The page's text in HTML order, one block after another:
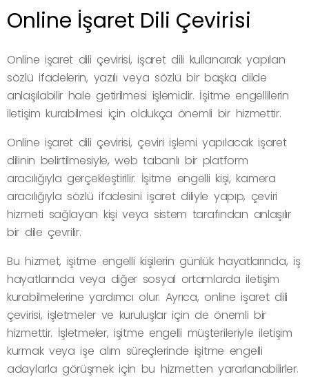
Online İşaret Dili Çevirisi
Online işaret dili çevirisi, işaret dili kullanarak yapılan
sözlü ifadelerin, yazılı veya sözlü bir başka dilde
anlaşılabilir hale getirilmesi işlemidir. İşitme engellilerin
iletişim kurabilmesi için oldukça önemli bir hizmettir.
Online işaret dili çevirisi, çeviri işlemi yapılacak işaret
dilinin belirtilmesiyle, web tabanlı bir platform
aracılığıyla gerçekleştirilir. İşitme engelli kişi, kamera
aracılığıyla sözlü ifadesini işaret diliyle yapıp, çeviri
hizmeti sağlayan kişi veya sistem tarafından anlaşılır
bir dile çevrilir.
Bu hizmet, işitme engelli kişilerin günlük hayatlarında, iş
hayatlarında veya diğer sosyal ortamlarda iletişim
kurabilmelerine yardımcı olur. Ayrıca, online işaret dili
çevirisi, işletmeler ve kuruluşlar için de önemli bir
hizmettir. İşletmeler, işitme engelli müşterileriyle iletişim
kurmak veya işe alım süreçlerinde işitme engelli
adaylarla görüşmek için bu hizmetten yararlanabilirler.